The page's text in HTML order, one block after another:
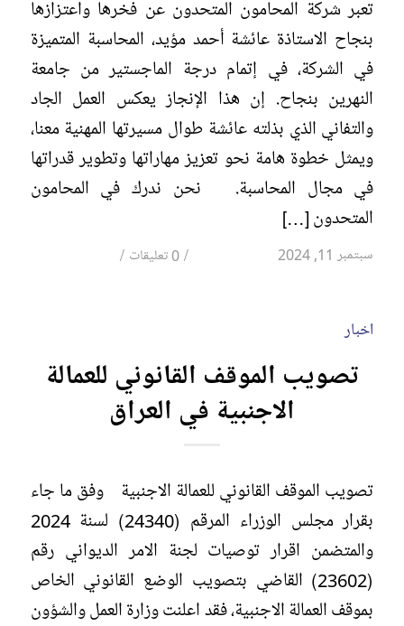
تعبر شركة المحامون المتحدون عن فخرها واعتزازها
بنجاح الاستاذة عائشة أحمد مؤيد، المحاسبة المتميزة
في الشركة، في إتمام درجة الماجستير من جامعة
النهرين بنجاح. إن هذا الإنجاز يعكس العمل الجاد
والتفاني الذي بذلته عائشة طوال مسيرتها المهنية معنا،
ويمثل خطوة هامة نحو تعزيز مهاراتها وتطوير قدراتها
في مجال المحاسبة. نحن ندرك في المحامون
المتحدون […]
سبتمبر 11, 2024 / 0 تعليقات /
اخبار
تصويب الموقف القانوني للعمالة
الاجنبية في العراق
تصويب الموقف القانوني للعمالة الاجنبية وفق ما جاء
بقرار مجلس الوزراء المرقم (24340) لسنة 2024
والمتضمن اقرار توصيات لجنة الامر الديواني رقم
(23602) القاضي بتصويب الوضع القانوني الخاص
بموقف العمالة الاجنبية، فقد اعلنت وزارة العمل والشؤون